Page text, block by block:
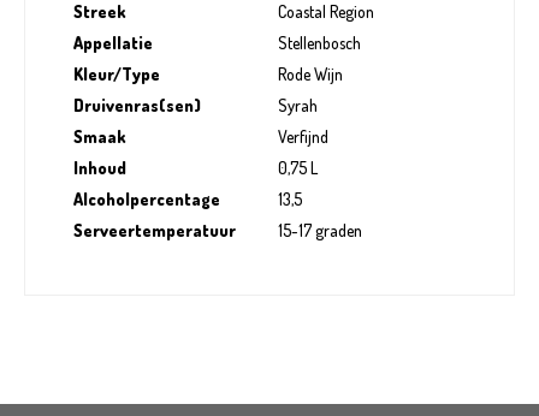
Streek
Coastal Region
Appellatie
Stellenbosch
Kleur/Type
Rode Wijn
Druivenras(sen)
Syrah
Smaak
Verfijnd
Inhoud
0,75 L
Alcoholpercentage
13,5
Serveertemperatuur
15-17 graden